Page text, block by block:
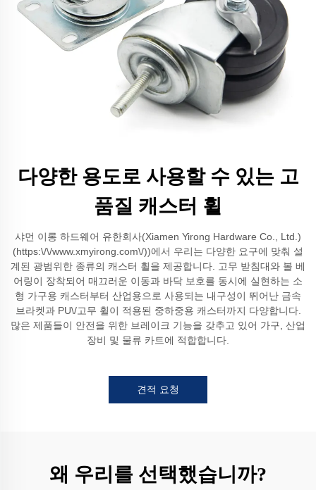
다양한 용도로 사용할 수 있는 고
품질 캐스터 휠
샤먼 이롱 하드웨어 유한회사(Xiamen Yirong Hardware Co., Ltd.)
(https:\/\/www.xmyirong.com\/))에서 우리는 다양한 요구에 맞춰 설
계된 광범위한 종류의 캐스터 휠을 제공합니다. 고무 받침대와 볼 베
어링이 장착되어 매끄러운 이동과 바닥 보호를 동시에 실현하는 소
형 가구용 캐스터부터 산업용으로 사용되는 내구성이 뛰어난 금속
브라켓과 PU\/고무 휠이 적용된 중하중용 캐스터까지 다양합니다.
많은 제품들이 안전을 위한 브레이크 기능을 갖추고 있어 가구, 산업
장비 및 물류 카트에 적합합니다.
견적 요청
왜 우리를 선택했습니까?